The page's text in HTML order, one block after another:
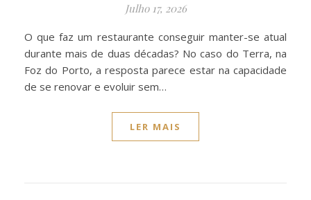
Julho 17, 2026
O que faz um restaurante conseguir manter-se atual
durante mais de duas décadas? No caso do Terra, na
Foz do Porto, a resposta parece estar na capacidade
de se renovar e evoluir sem…
LER MAIS